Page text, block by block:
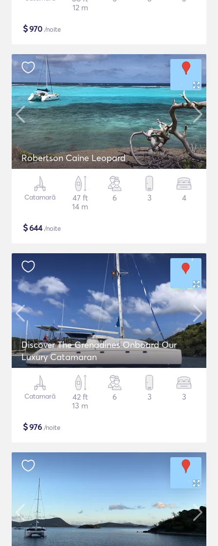
12 m
$970 /noite
Robertson Caine Leopard
Catamarã
47 ft
14 m
6 3 4
$644/noite
Discover The Grenadines Onboard Our
Luxury Catamaran
Catamarã
42 ft
13 m
6 3 3
$976 /noite